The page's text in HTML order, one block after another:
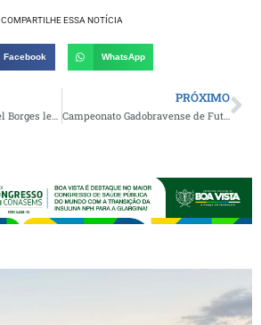
COMPARTILHE ESSA NOTÍCIA
Facebook WhatsApp
PRÓXIMO
Campeonato Gadobravense de Futebol entra em rodada decisiva e segue com grandes jogos no município de Gado Bravo